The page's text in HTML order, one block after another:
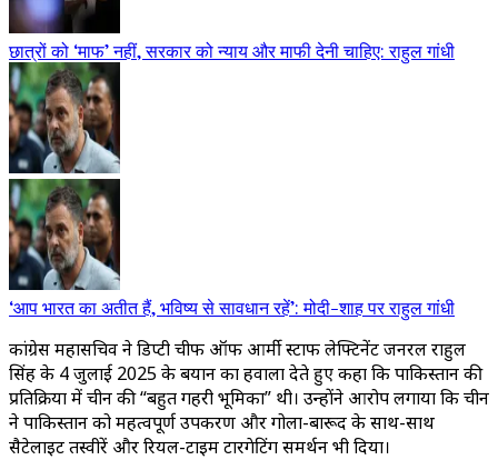
छात्रों को ‘माफ’ नहीं, सरकार को न्याय और माफी देनी चाहिए: राहुल गांधी
‘आप भारत का अतीत हैं, भविष्य से सावधान रहें’: मोदी-शाह पर राहुल गांधी
कांग्रेस महासचिव ने डिप्टी चीफ ऑफ आर्मी स्टाफ लेफ्टिनेंट जनरल राहुल
सिंह के 4 जुलाई 2025 के बयान का हवाला देते हुए कहा कि पाकिस्तान की
प्रतिक्रिया में चीन की “बहुत गहरी भूमिका” थी। उन्होंने आरोप लगाया कि चीन
ने पाकिस्तान को महत्वपूर्ण उपकरण और गोला-बारूद के साथ-साथ
सैटेलाइट तस्वीरें और रियल-टाइम टारगेटिंग समर्थन भी दिया।